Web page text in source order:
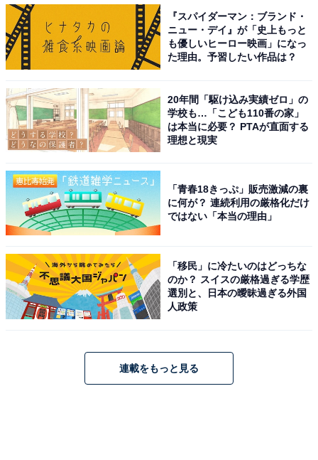
こちらもおすすめ
好き＆行ってみたい「兵庫県の海の駅」ランキ
【2025年調査】
『スパイダーマン：ブランド・
ニュー・デイ』が「史上もっと
も優しいヒーロー映画」になっ
た理由。予習したい作品は？
20年間「駆け込み実績ゼロ」の
学校も…「こども110番の家」
は本当に必要？ PTAが直面する
理想と現実
「青春18きっぷ」販売激減の裏
に何が？ 連続利用の厳格化だけ
ではない「本当の理由」
「移民」に冷たいのはどっちな
のか？ スイスの厳格過ぎる学歴
選別と、日本の曖昧過ぎる外国
人政策
連載をもっと見る